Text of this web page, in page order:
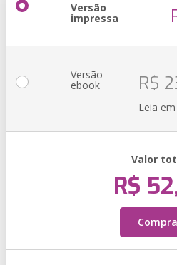
Versão
impressa
Versão
ebook R$
Leia
Valor
R$